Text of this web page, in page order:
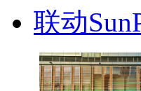
联动